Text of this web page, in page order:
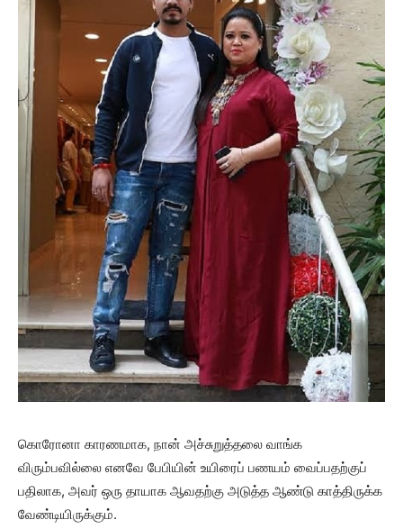
கொரோனா காரணமாக, நான் அச்சுறுத்தலை வாங்க
விரும்பவில்லை எனவே பேபியின் உயிரைப் பணயம் வைப்பதற்குப்
பதிலாக, அவர் ஒரு தாயாக ஆவதற்கு அடுத்த ஆண்டு காத்திருக்க
வேண்டியிருக்கும்.